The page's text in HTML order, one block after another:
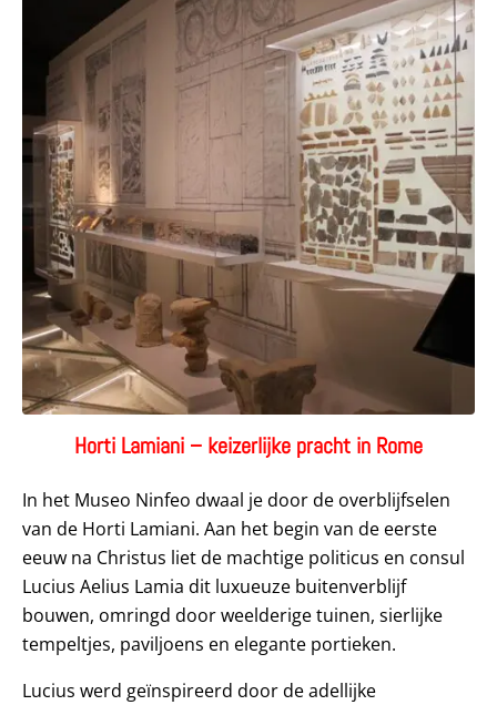
Horti Lamiani – keizerlijke pracht in Rome
In het Museo Ninfeo dwaal je door de overblijfselen
van de Horti Lamiani. Aan het begin van de eerste
eeuw na Christus liet de machtige politicus en consul
Lucius Aelius Lamia dit luxueuze buitenverblijf
bouwen, omringd door weelderige tuinen, sierlijke
tempeltjes, paviljoens en elegante portieken.
Lucius werd geïnspireerd door de adellijke